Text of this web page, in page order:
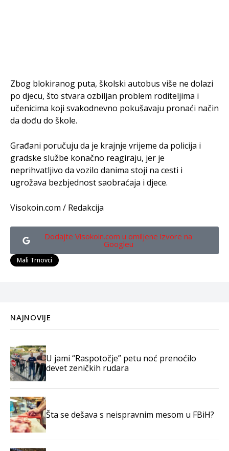
Zbog blokiranog puta, školski autobus više ne dolazi
po djecu, što stvara ozbiljan problem roditeljima i
učenicima koji svakodnevno pokušavaju pronaći način
da dođu do škole.
Građani poručuju da je krajnje vrijeme da policija i
gradske službe konačno reagiraju, jer je
neprihvatljivo da vozilo danima stoji na cesti i
ugrožava bezbjednost saobraćaja i djece.
Visokoin.com / Redakcija
Dodajte Visokoin.com u omiljene izvore na
Googleu
Mali Trnovci
NAJNOVIJE
U jami “Raspotočje” petu noć prenoćilo
devet zeničkih rudara
Šta se dešava s neispravnim mesom u FBiH?